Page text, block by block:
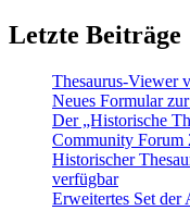
Letzte Beiträge
Thesaurus-Viewer
Neues Formular
Der „Historische
Community Forum
Historischer
verfügbar
Erweitertes Set der